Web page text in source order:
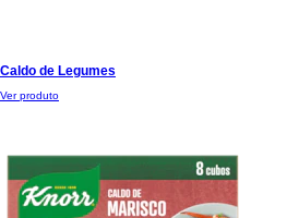
Caldo de Legumes
Ver produto